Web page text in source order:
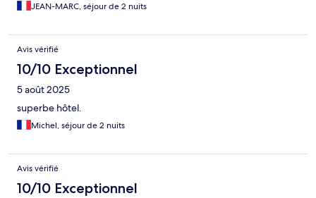
JEAN-MARC, séjour de 2 nuits
Avis vérifié
10/10 Exceptionnel
5 août 2025
superbe hôtel.
Michel, séjour de 2 nuits
Avis vérifié
10/10 Exceptionnel